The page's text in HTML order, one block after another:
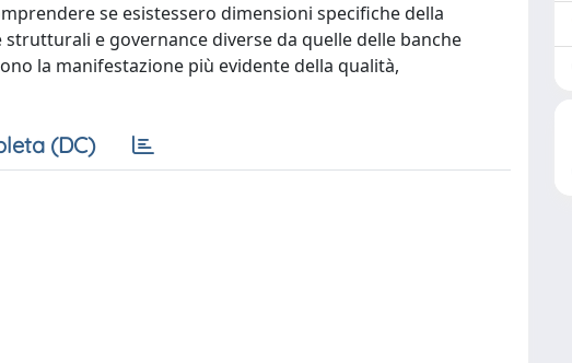
se esistessero dimensioni specifiche della
e governance diverse da quelle delle banche
la manifestazione più evidente della qualità,
(DC)